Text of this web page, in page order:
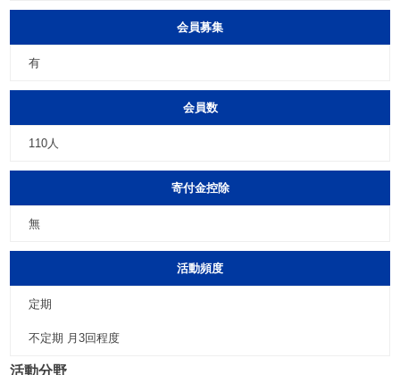
会員募集
有
会員数
110人
寄付金控除
無
活動頻度
定期
不定期 月3回程度
活動分野